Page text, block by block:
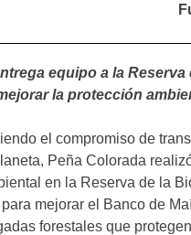
equipo a la
la protección
el compromiso de
Peña Colorada
en la Reserva de la
mejorar el Banco de
forestales que